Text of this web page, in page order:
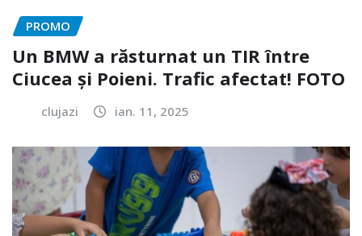
PROMO
Un BMW a răsturnat un TIR între
Ciucea și Poieni. Trafic afectat! FOTO
clujazi ian. 11, 2025